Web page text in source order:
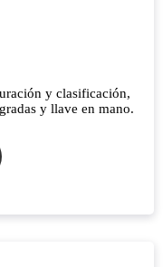
y clasificación,
y llave en mano.